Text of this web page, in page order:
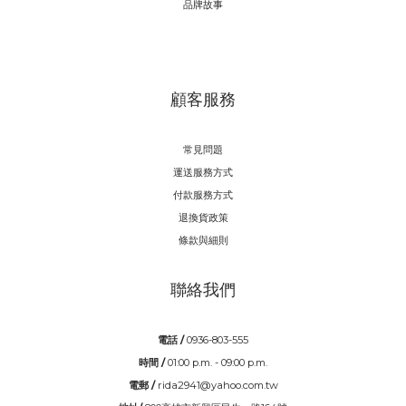
品牌故事
顧客服務
常見問題
運送服務方式
付款服務方式
退換貨政策
條款與細則
聯絡我們
電話 /0936-803-555
時間 /01:00 p.m. - 09:00 p.m.
電郵 / rida2941@yahoo.com.tw